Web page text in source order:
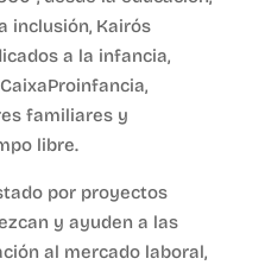
inclusión, Kairós
a la infancia,
familiares y
libre.
por proyectos
y ayuden a las
al mercado laboral,